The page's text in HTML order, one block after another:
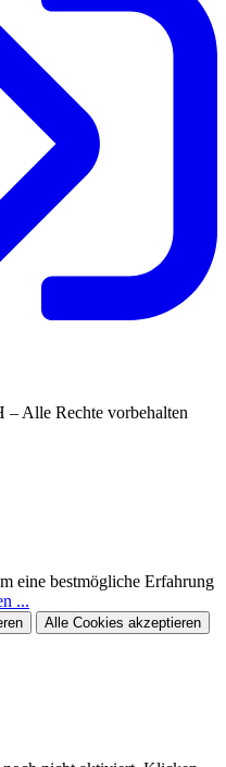
– Alle Rechte vorbehalten
eine bestmögliche Erfahrung
...
Alle Cookies akzeptieren